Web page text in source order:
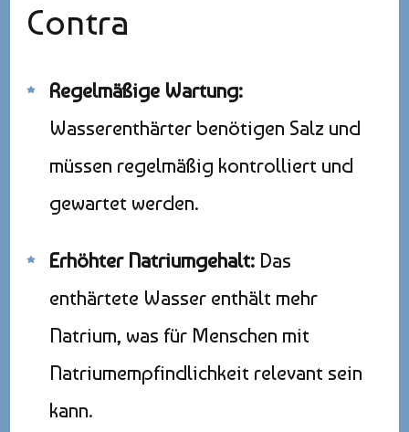
Contra
Regelmäßige Wartung:
Wasserenthärter benötigen Salz und
müssen regelmäßig kontrolliert und
gewartet werden.
Erhöhter Natriumgehalt: Das
enthärtete Wasser enthält mehr
Natrium, was für Menschen mit
Natriumempfindlichkeit relevant sein
kann.